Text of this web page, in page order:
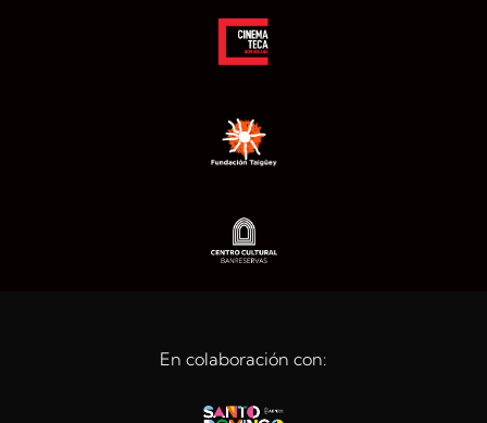
En colaboración con: